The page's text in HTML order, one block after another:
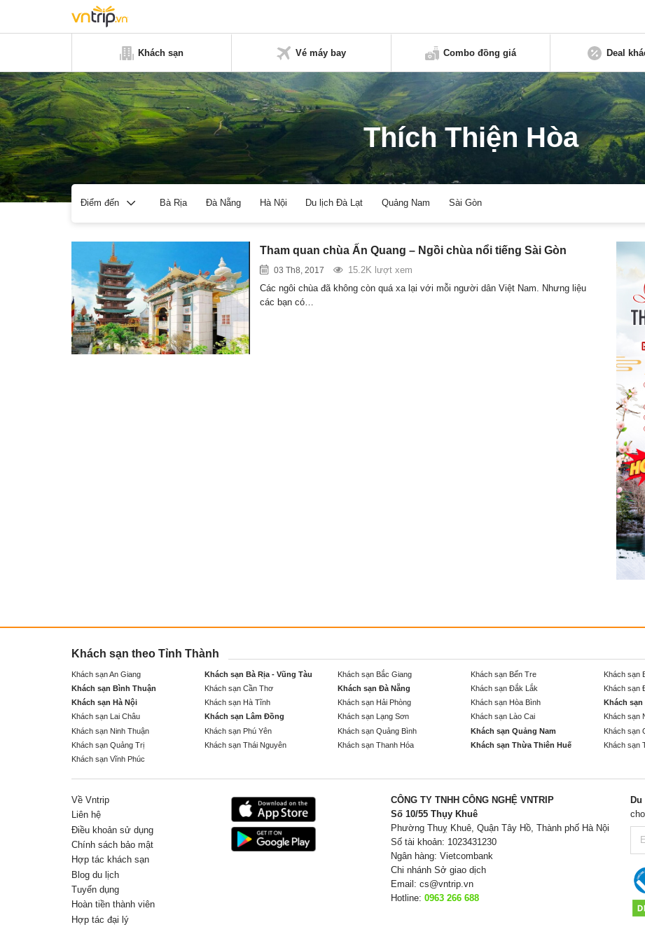
Khách sạn Vé máy bay Combo đồng giá Deal
Thích Thiện Hòa
Điểm đến Bà Rịa Đà Nẵng Hà Nội Du lịch Đà Lạt Quảng Nam Sài Gòn
Tham quan chùa Ấn Quang – Ngồi chùa nổi tiếng Sài Gòn
03 Th8, 2017
15.2K lượt xem
Các ngôi chùa đã không còn quá xa lại với mỗi người dân Việt Nam. Nhưng liệu
các bạn có…
Khách sạn theo Tỉnh Thành
Khách sạn An Giang Khách sạn Bà Rịa - Vũng Tàu Khách sạn Bắc Giang Khách sạn Bến Tre Khách sạn
Khách sạn Bình Thuận
Khách sạn Cần Thơ Khách sạn Đà Nẵng Khách sạn Đắk Lắk Khách sạn
Khách sạn Hà Nội
Khách sạn Hà Tĩnh Khách sạn Hải Phòng Khách sạn Hòa Bình Khách
Khách sạn Lai Châu
Khách sạn Lâm Đồng Khách sạn Lạng Sơn Khách sạn Lào Cai Khách sạn
Khách sạn Ninh Thuận
Khách sạn Phú Yên Khách sạn Quảng Bình Khách sạn Quảng Nam Khách sạn
Khách sạn Quảng Trị
Khách sạn Thái Nguyên Khách sạn Thanh Hóa Khách sạn Thừa Thiên Huế Khách sạn
Khách sạn Vĩnh Phúc
Về Vntrip
Liên hệ
Điều khoản sử dụng
Chính sách bảo mật
Hợp tác khách sạn
Blog du lịch
Tuyển dụng
Hoàn tiền thành viên
Hợp tác đại lý
CÔNG TY TNHH CÔNG NGHỆ VNTRIP
Số 10/55 Thụy Khuê
Phường Thuỵ Khuê, Quận Tây Hồ, Thành phố Hà Nội
Số tài khoản: 1023431230
Ngân hàng: Vietcombank
Chi nhánh Sở giao dịch
Email: cs@vntrip.vn
Hotline: 0963 266 688